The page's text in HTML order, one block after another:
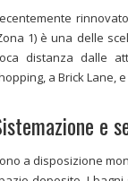
1) è una delle
distanza dalle
a Brick Lane,
e
a disposizione